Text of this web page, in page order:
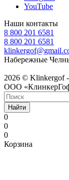
YouTube
Наши контакты
8 800 201 6581
8 800 201 6581
Набережные
2026 © Klinkergof
ООО
Найти
0
0
0
Корзина